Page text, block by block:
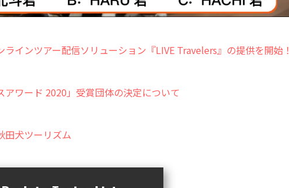
ラインツアー配信ソリューション『LIVE Travelers』の提供を開始！
アワード 2020」受賞団体の決定について
田犬ツーリズム